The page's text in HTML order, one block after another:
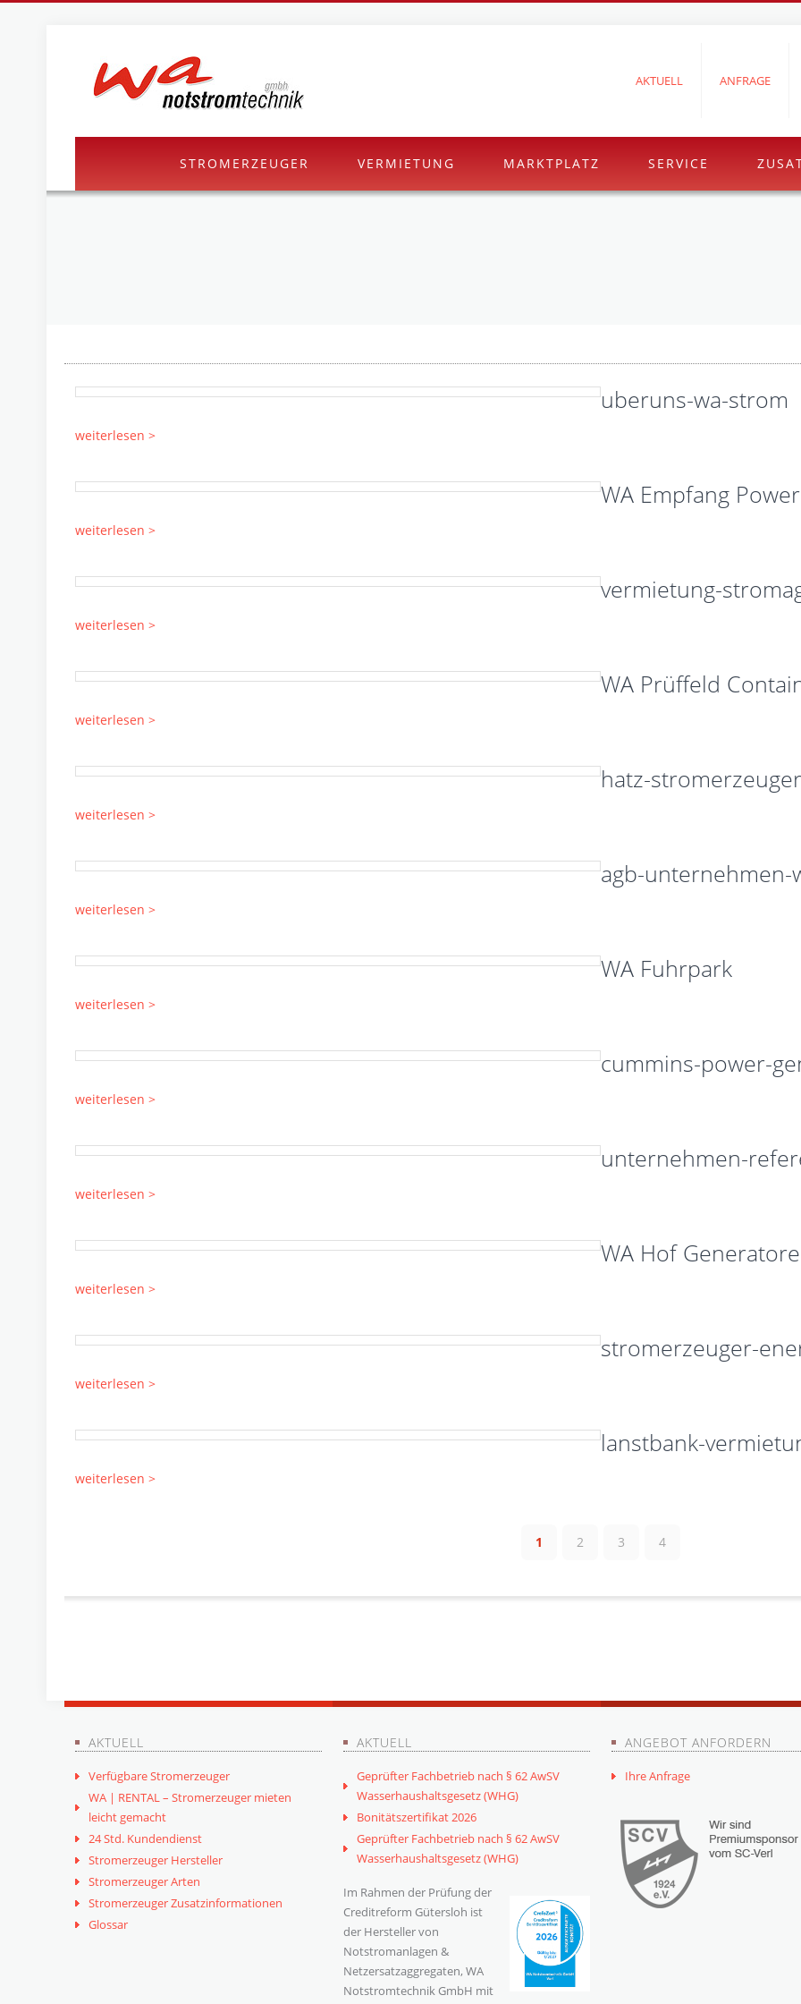
ANFRAGE
AKTUELL
STROMERZEUGER VERMIETUNG MARKTPLATZ SERVICE
uberuns-wa-strom
weiterlesen >
WA Empfang
weiterlesen >
vermietung-
weiterlesen >
WA Prüffeld
weiterlesen >
hatz-stromerzeuger
weiterlesen >
agb-unternehmen-
weiterlesen >
WA Fuhrpark
weiterlesen >
cummins-power-
weiterlesen >
unternehmen-
weiterlesen >
WA Hof
weiterlesen >
stromerzeuger-
weiterlesen >
lanstbank-
weiterlesen >
1 2 3 4
AKTUELL
Verfügbare Stromerzeuger
WA | RENTAL – Stromerzeuger mieten
leicht gemacht
24 Std. Kundendienst
Stromerzeuger Hersteller
Stromerzeuger Arten
Stromerzeuger Zusatzinformationen
Glossar
AKTUELL
Geprüfter Fachbetrieb nach § 62 AwSV
Wasserhaushaltsgesetz (WHG)
Bonitätszertifikat 2026
Geprüfter Fachbetrieb nach § 62 AwSV
Wasserhaushaltsgesetz (WHG)
Im Rahmen der Prüfung der
Creditreform Gütersloh ist
der Hersteller von
Notstromanlagen &
Netzersatzaggregaten, WA
Notstromtechnik GmbH mit
ANGEBOT ANFORDERN
Ihre Anfrage